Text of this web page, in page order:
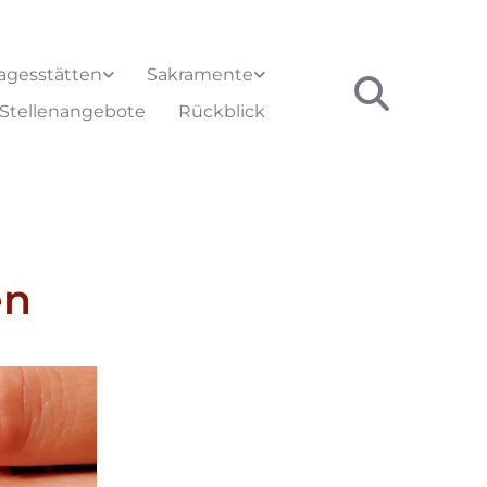
Sakramente
Rückblick